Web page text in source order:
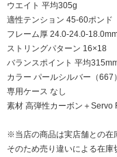
ウエイト 平均305g
適性テンション 45-60ポンド
フレーム厚 24.0-24.0-
ストリングパターン 16×18
バランスポイント 平均
カラー パールシルバー（667）
専用ケース なし
素材 高弾性カーボン＋Servo
※当店の商品は実店舗との在
そのため売り違いによる在庫